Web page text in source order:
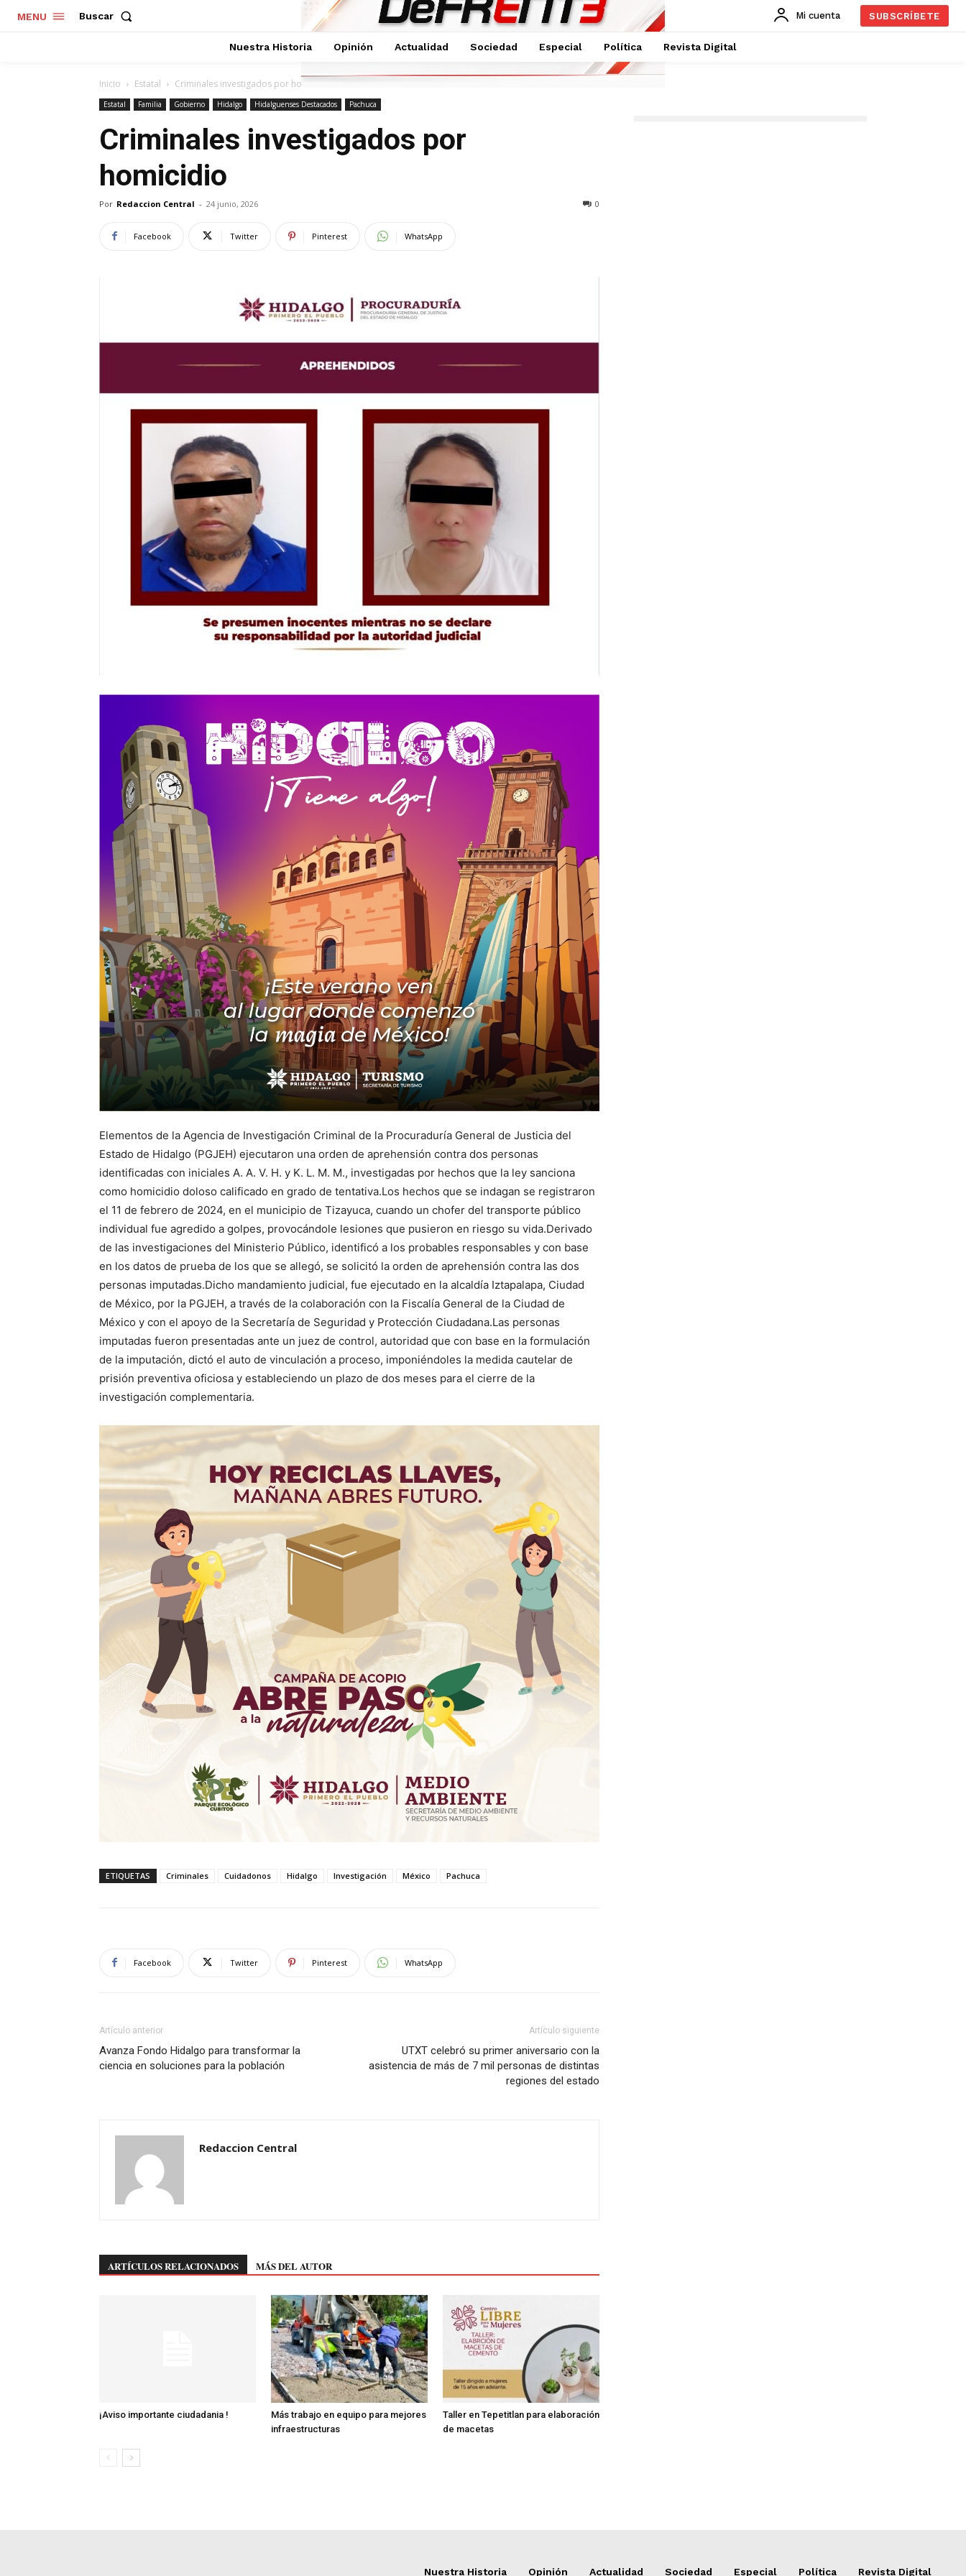
MENU Buscar Mi cuenta SUBSCRÍBETE
Nuestra Historia Opinión Actualidad Sociedad Especial Política Revista Digital
Inicio Estatal Criminales investigados por homicidio
Estatal Familia Gobierno Hidalgo Hidalguenses Destacados Pachuca
Criminales investigados por
homicidio
Por Redaccion Central - 24 junio, 2026 0
Facebook Twitter Pinterest WhatsApp
Elementos de la Agencia de Investigación Criminal de la Procuraduría General de Justicia del
Estado de Hidalgo (PGJEH) ejecutaron una orden de aprehensión contra dos personas
identificadas con iniciales A. A. V. H. y K. L. M. M., investigadas por hechos que la ley sanciona
como homicidio doloso calificado en grado de tentativa.Los hechos que se indagan se registraron
el 11 de febrero de 2024, en el municipio de Tizayuca, cuando un chofer del transporte público
individual fue agredido a golpes, provocándole lesiones que pusieron en riesgo su vida.Derivado
de las investigaciones del Ministerio Público, identificó a los probables responsables y con base
en los datos de prueba de los que se allegó, se solicitó la orden de aprehensión contra las dos
personas imputadas.Dicho mandamiento judicial, fue ejecutado en la alcaldía Iztapalapa, Ciudad
de México, por la PGJEH, a través de la colaboración con la Fiscalía General de la Ciudad de
México y con el apoyo de la Secretaría de Seguridad y Protección Ciudadana.Las personas
imputadas fueron presentadas ante un juez de control, autoridad que con base en la formulación
de la imputación, dictó el auto de vinculación a proceso, imponiéndoles la medida cautelar de
prisión preventiva oficiosa y estableciendo un plazo de dos meses para el cierre de la
investigación complementaria.
ETIQUETAS Criminales Cuidadonos Hidalgo Investigación México Pachuca
Facebook Twitter Pinterest WhatsApp
Artículo anterior
Avanza Fondo Hidalgo para transformar la
ciencia en soluciones para la población
Artículo siguiente
UTXT celebró su primer aniversario con la
asistencia de más de 7 mil personas de distintas
regiones del estado
Redaccion Central
ARTÍCULOS RELACIONADOS MÁS DEL AUTOR
¡Aviso importante ciudadania !
Más trabajo en equipo para mejores
infraestructuras
Taller en Tepetitlan para elaboración
de macetas
Nuestra Historia Opinión Actualidad Sociedad Especial Política Revista Digital